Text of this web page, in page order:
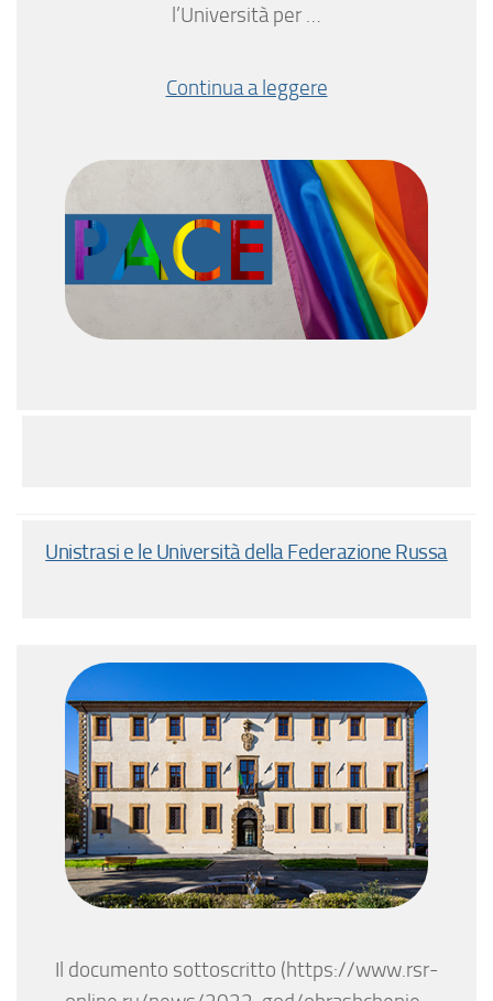
l’Università per …
Continua a leggere
Unistrasi e le Università della Federazione Russa
Il documento sottoscritto (https://www.rsr-